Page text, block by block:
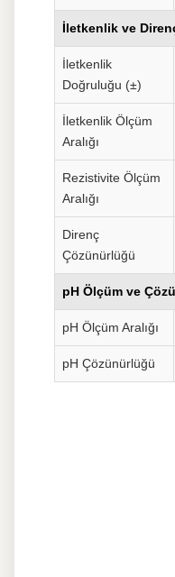
İletkenlik ve
İletkenlik
Doğruluğu (±)
İletkenlik Ölçüm
Aralığı
Rezistivite Ölçüm
Aralığı
Direnç
Çözünürlüğü
pH Ölçüm ve
pH Ölçüm Aralığı
pH Çözünürlüğü